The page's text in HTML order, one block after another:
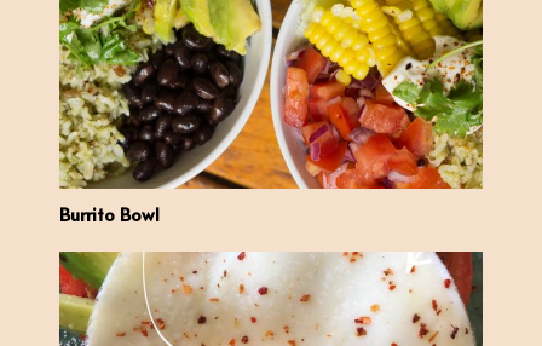
Burrito Bowl